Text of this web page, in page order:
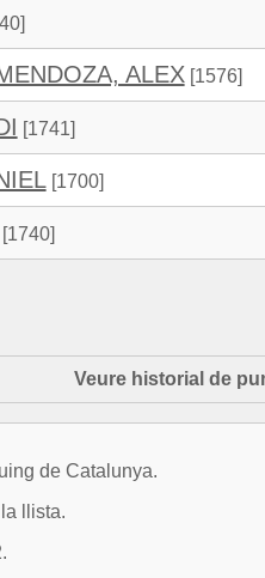
ALEX [1576]
[1741]
[1700]
[1740]
Veure historial de
de Catalunya.
llista.